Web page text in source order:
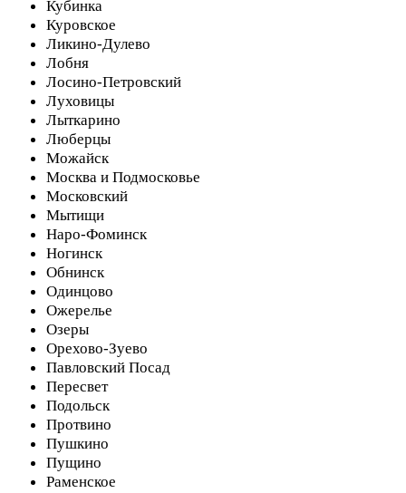
Кубинка
Куровское
Ликино-Дулево
Лобня
Лосино-Петровский
Луховицы
Лыткарино
Люберцы
Можайск
Москва и Подмосковье
Московский
Мытищи
Наро-Фоминск
Ногинск
Обнинск
Одинцово
Ожерелье
Озеры
Орехово-Зуево
Павловский Посад
Пересвет
Подольск
Протвино
Пушкино
Пущино
Раменское